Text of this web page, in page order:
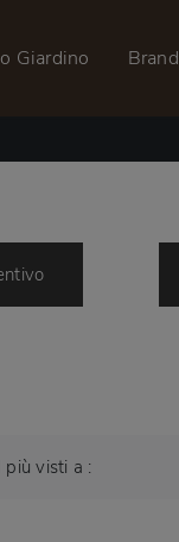
Giardino Brand
più visti a :